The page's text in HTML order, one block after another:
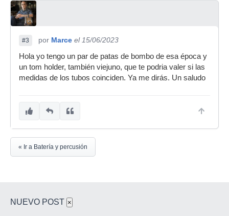
#3 por Marce el 15/06/2023
Hola yo tengo un par de patas de bombo de esa época y
un tom holder, también viejuno, que te podria valer si las
medidas de los tubos coinciden. Ya me dirás. Un saludo
« Ir a Batería y percusión
NUEVO POST ×